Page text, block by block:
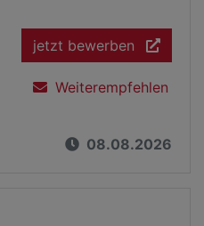
jetzt bewerben
Weiterempfehlen
08.08.2026